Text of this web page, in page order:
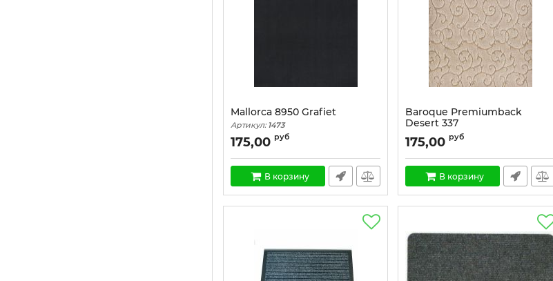
Mallorca 8950 Grafiet
Артикул: 1473
175,00 руб
В корзину
Baroque Premiumback
Desert 337
Артикул: 1466
175,00 руб
В корзину